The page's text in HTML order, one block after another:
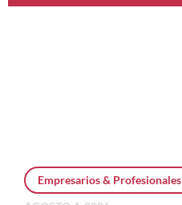
Empresarios & Profesionales